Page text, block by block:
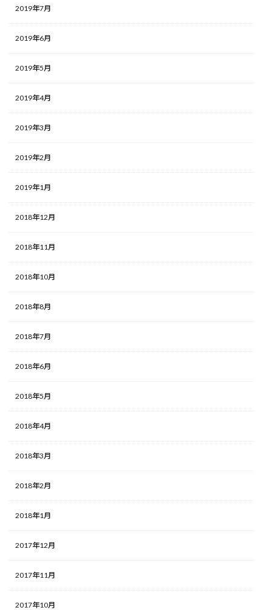
2019年7月
2019年6月
2019年5月
2019年4月
2019年3月
2019年2月
2019年1月
2018年12月
2018年11月
2018年10月
2018年8月
2018年7月
2018年6月
2018年5月
2018年4月
2018年3月
2018年2月
2018年1月
2017年12月
2017年11月
2017年10月